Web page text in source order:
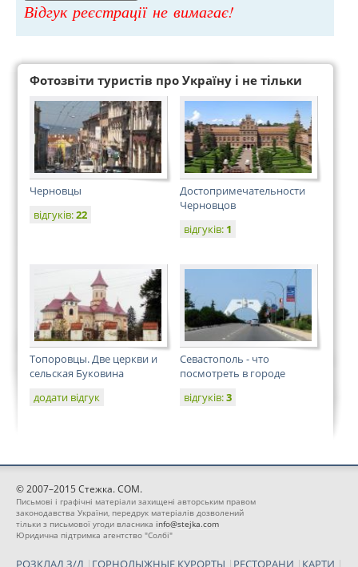
Відгук реєстрації не вимагає!
Фотозвіти туристів про Україну і не тільки
Черновцы
відгуків:22
Достопримечательности
Черновцов
відгуків: 1
Топоровцы. Две церкви и
сельская Буковина
додати відгук
Севастополь - что
посмотреть в городе
відгуків:3
© 2007–2015 Стежка. COM.
Письмові і графічні матеріали захищені авторським правом
законодавства України, передрук матеріалів дозволений
тільки з письмової угоди власника info@stejka.com
Юридична підтримка агентство "Солбі"
РОЗКЛАД З/Д | ГОРНОЛЫЖНЫЕ КУРОРТЫ | РЕСТОРАНИ | КАРТИ |